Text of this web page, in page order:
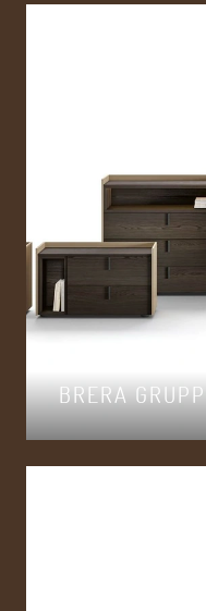
BRERA